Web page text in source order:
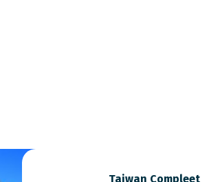
Taiwan Compleet